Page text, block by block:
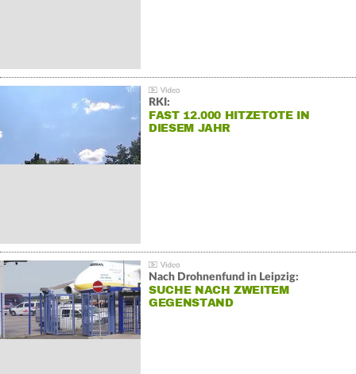
RKI:
FAST 12.000 HITZETOTE IN
DIESEM JAHR
Nach Drohnenfund in Leipzig:
SUCHE NACH ZWEITEM
GEGENSTAND